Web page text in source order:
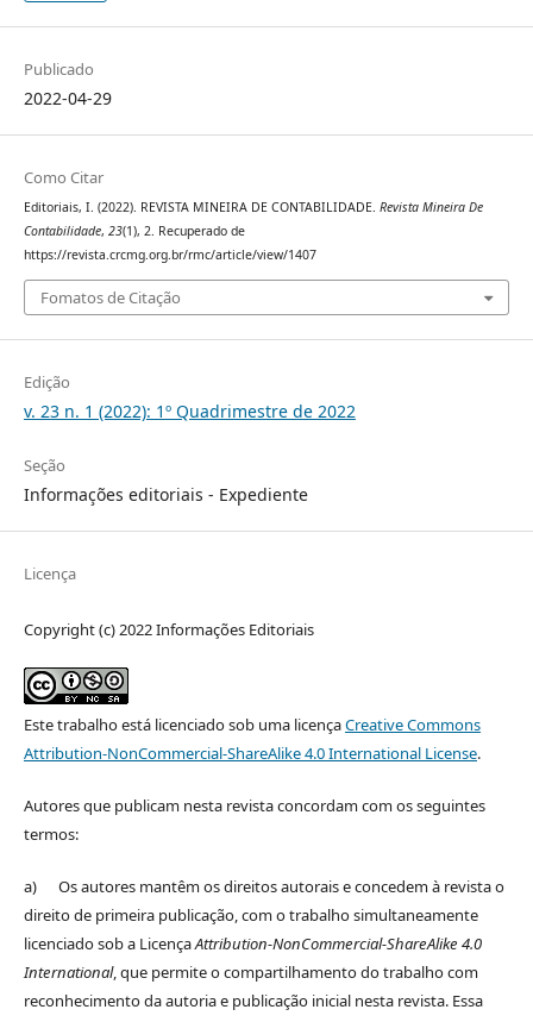
Publicado
2022-04-29
Como Citar
Editoriais, I. (2022). REVISTA MINEIRA DE CONTABILIDADE. Revista Mineira De
Contabilidade, 23(1), 2. Recuperado de
https://revista.crcmg.org.br/rmc/article/view/1407
Fomatos de Citação
Edição
v. 23 n. 1 (2022): 1º Quadrimestre de 2022
Seção
Informações editoriais - Expediente
Licença
Copyright (c) 2022 Informações Editoriais
Este trabalho está licenciado sob uma licençaCreative Commons
Attribution-NonCommercial-ShareAlike 4.0 International License.
Autores que publicam nesta revista concordam com os seguintes
termos:
a) Os autores mantêm os direitos autorais e concedem à revista o
direito de primeira publicação, com o trabalho simultaneamente
licenciado sob a LicençaAttribution-NonCommercial-ShareAlike 4.0
International, que permite o compartilhamento do trabalho com
reconhecimento da autoria e publicação inicial nesta revista. Essa